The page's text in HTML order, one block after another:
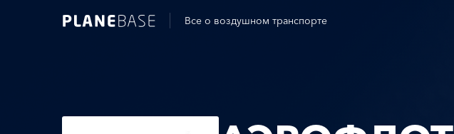
Все о воздушном транспорте